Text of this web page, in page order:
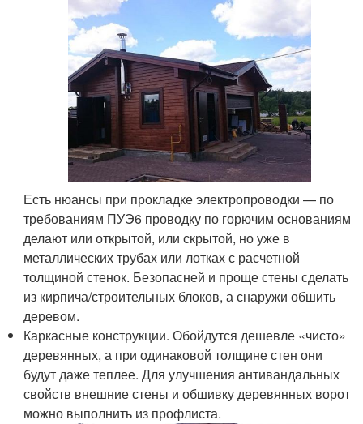
Есть нюансы при прокладке электропроводки — по
требованиям ПУЭ6 проводку по горючим основаниям
делают или открытой, или скрытой, но уже в
металлических трубах или лотках с расчетной
толщиной стенок. Безопасней и проще стены сделать
из кирпича/строительных блоков, а снаружи обшить
деревом.
Каркасные конструкции. Обойдутся дешевле «чисто»
деревянных, а при одинаковой толщине стен они
будут даже теплее. Для улучшения антивандальных
свойств внешние стены и обшивку деревянных ворот
можно выполнить из профлиста.